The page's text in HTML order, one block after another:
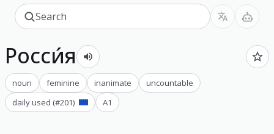
Росси́я
noun feminine inanimate
uncountable
daily used (#201) A1